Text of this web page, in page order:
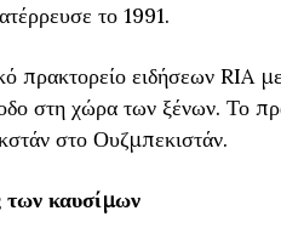
το 1991.
πρακτορείο ειδήσεων RIA
στη χώρα των ξένων. Το
στο Ουζμπεκιστάν.
των καυσίμων